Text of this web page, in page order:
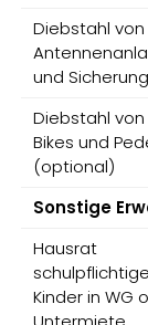
Diebstahl von
und
Diebstahl von
Bikes und
(optional)
Sonstige
Hausrat
Kinder in WG